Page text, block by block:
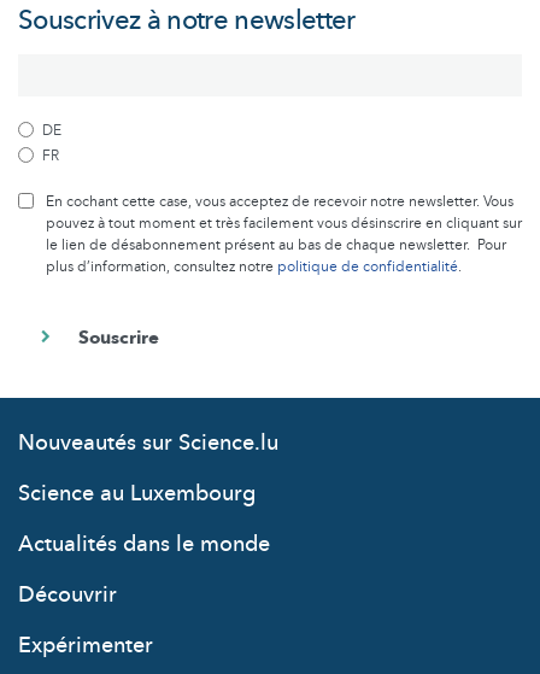
Souscrivez à notre newsletter
DE
FR
En cochant cette case, vous acceptez de recevoir notre newsletter. Vous
pouvez à tout moment et très facilement vous désinscrire en cliquant sur
le lien de désabonnement présent au bas de chaque newsletter. Pour
plus d’information, consultez notre politique de confidentialité.
Nouveautés sur Science.lu
Science au Luxembourg
Actualités dans le monde
Découvrir
Expérimenter